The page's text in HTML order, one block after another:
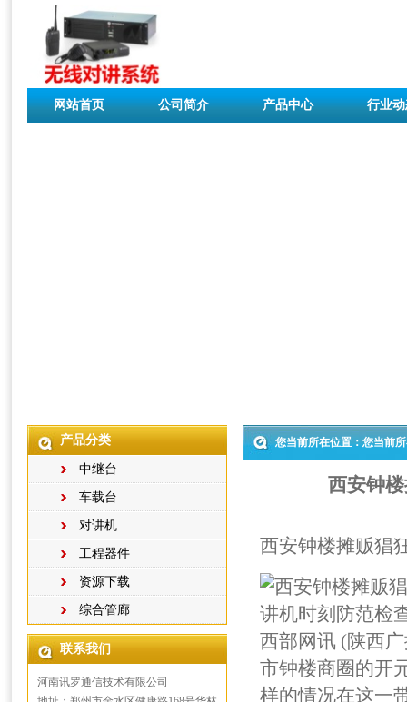
网站首页 公司简介 产品中心 行业
产品分类
中继台
车载台
对讲机
工程器件
资源下载
综合管廊
联系我们
河南讯罗通信技术有限公司
您当前所在位置：您当前
西安钟
西安钟楼摊贩猖
西部网讯 (陕西
市钟楼商圈的开
样的情况在这一